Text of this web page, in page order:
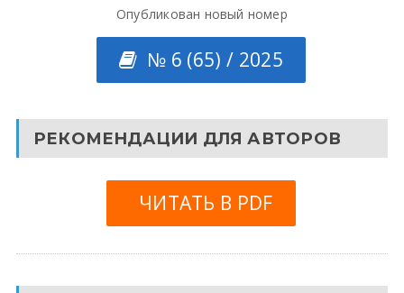
Опубликован новый номер
№ 6 (65) / 2025
РЕКОМЕНДАЦИИ ДЛЯ АВТОРОВ
ЧИТАТЬ В PDF